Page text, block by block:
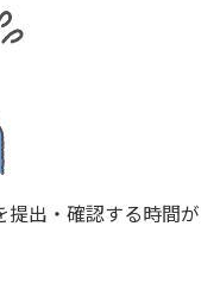
提出・確認する時間が